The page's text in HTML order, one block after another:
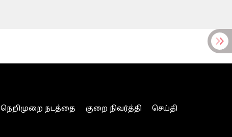
நெறிமுறை நடத்தை குறை நிவர்த்தி
செய்தி